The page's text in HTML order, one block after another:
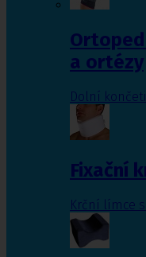
a ortézy
Dolní
Fixační
Krční límce